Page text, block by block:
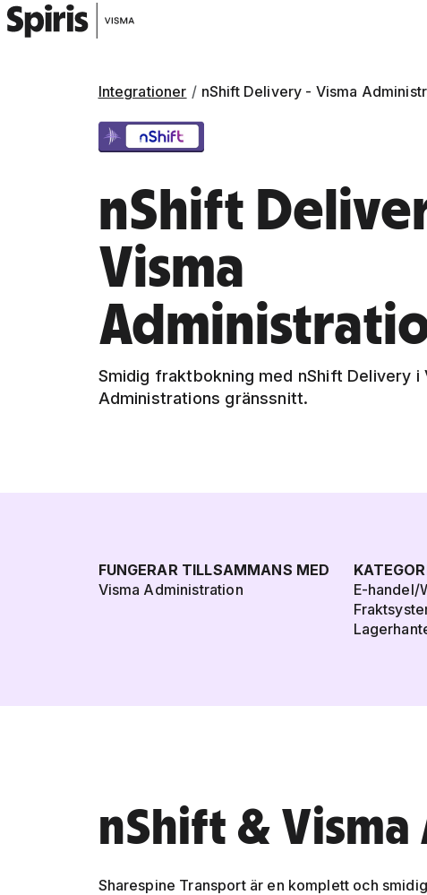
Integrationer nShift Delivery - Visma
nShift
Visma
Smidig fraktbokning med nShift Delivery i
Administrations gränssnitt.
FUNGERAR TILLSAMMANS MED
Visma Administration
E-handel/
nShift &
Sharespine Transport är en komplett och